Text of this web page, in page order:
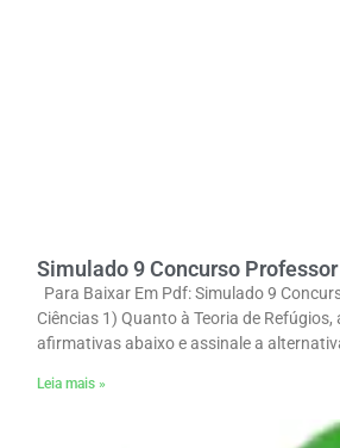
Simulado 9 Concurso
Para Baixar Em Pdf: Simulado 9
Ciências 1) Quanto à Teoria de Refúgios,
afirmativas abaixo e assinale a
Leia mais »